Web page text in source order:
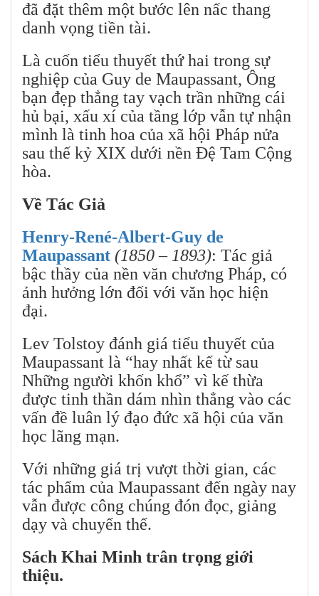
đã đặt thêm một bước lên nấc thang
danh vọng tiền tài.
Là cuốn tiểu thuyết thứ hai trong sự
nghiệp của Guy de Maupassant, Ông
bạn đẹp thẳng tay vạch trần những cái
hủ bại, xấu xí của tầng lớp vẫn tự nhận
mình là tinh hoa của xã hội Pháp nửa
sau thế kỷ XIX dưới nền Đệ Tam Cộng
hòa.
Về Tác Giả
Henry-René-Albert-Guy de
Maupassant (1850 – 1893): Tác giả
bậc thầy của nền văn chương Pháp, có
ảnh hưởng lớn đối với văn học hiện
đại.
Lev Tolstoy đánh giá tiểu thuyết của
Maupassant là “hay nhất kể từ sau
Những người khốn khổ” vì kế thừa
được tinh thần dám nhìn thẳng vào các
vấn đề luân lý đạo đức xã hội của văn
học lãng mạn.
Với những giá trị vượt thời gian, các
tác phẩm của Maupassant đến ngày nay
vẫn được công chúng đón đọc, giảng
dạy và chuyển thể.
Sách Khai Minh trân trọng giới
thiệu.